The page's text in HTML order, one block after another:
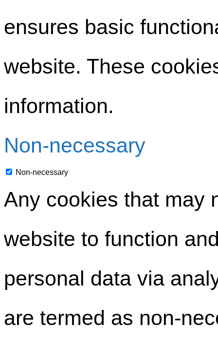
ensures basic
website. These
information.
Non-necessary
Non-necessary
Any cookies that may
website to function
personal data via
are termed as non-